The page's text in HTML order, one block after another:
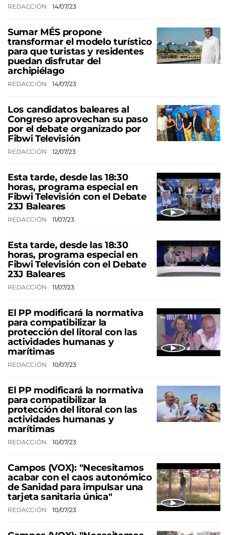
REDACCIÓN 14/07/23
Sumar MÉS propone
transformar el modelo turístico
para que turistas y residentes
puedan disfrutar del
archipiélago
REDACCIÓN 14/07/23
Los candidatos baleares al
Congreso aprovechan su paso
por el debate organizado por
Fibwi Televisión
REDACCIÓN 12/07/23
Esta tarde, desde las 18:30
horas, programa especial en
Fibwi Televisión con el Debate
23J Baleares
REDACCIÓN 11/07/23
Esta tarde, desde las 18:30
horas, programa especial en
Fibwi Televisión con el Debate
23J Baleares
REDACCIÓN 11/07/23
El PP modificará la normativa
para compatibilizar la
protección del litoral con las
actividades humanas y
marítimas
REDACCIÓN 10/07/23
El PP modificará la normativa
para compatibilizar la
protección del litoral con las
actividades humanas y
marítimas
REDACCIÓN 10/07/23
Campos (VOX): "Necesitamos
acabar con el caos autonómico
de Sanidad para impulsar una
tarjeta sanitaria única"
REDACCIÓN 10/07/23